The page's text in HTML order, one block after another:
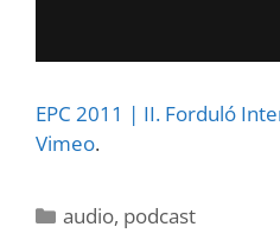
EPC 2011 | II. Forduló
Vimeo.
Kategória
audio, podcast